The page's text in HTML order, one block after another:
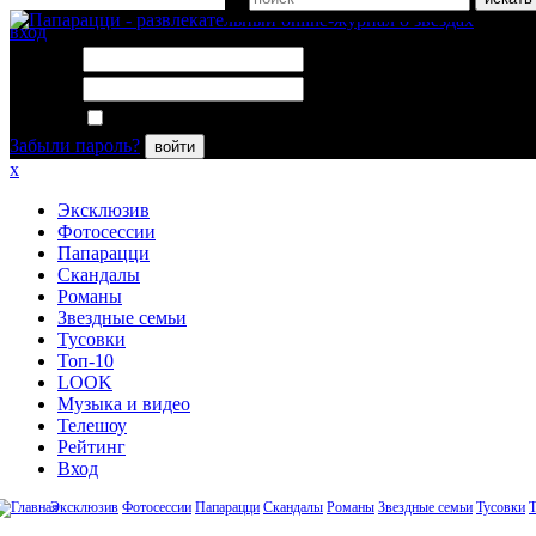
вход
Забыли пароль?
войти
x
Эксклюзив
Фотосессии
Папарацци
Скандалы
Романы
Звездные семьи
Тусовки
Топ-10
LOOK
Музыка и видео
Телешоу
Рейтинг
Вход
Эксклюзив Фотосессии Папарацци Скандалы Романы Звездные семьи Тусовки